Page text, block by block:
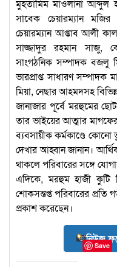
মুহতামিম মাওলানা আব্দুল
সাবেক চেয়ারম্যান
চেয়ারম্যান আপ্তাব আলী
সাজ্জাদুর রহমান সাজু,
সাংগঠনিক সম্পাদক বজলু
ভারপ্রাপ্ত সাধারণ
মিয়া, নেছার আহমদসহ
জানাজার পূর্বে মরহুমের
তার ভাইয়ের আত্মার
ব্যবসায়ীক কর্মকাণ্ডে কোনো
দেখার আহ্বান জানান।
থাকলে পরিবারের সঙ্গে
এদিকে, মরহুম হাজী কুটি
শোকসন্তপ্ত পরিবারের প্রতি
প্রকাশ করেছেন।
নিউজ
Save